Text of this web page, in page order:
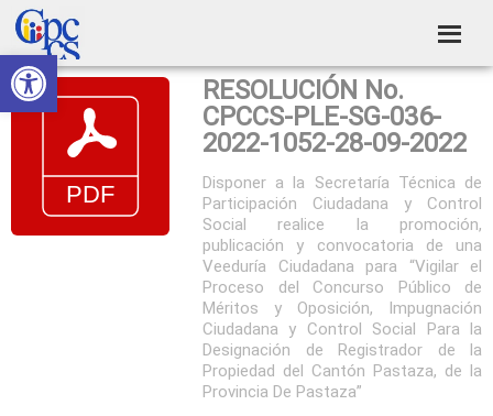
Abrir barra de herramientas
Skip
to
primary
navigation
Skip
to
main
content
Skip
to
primary
sidebar
Skip
to
footer
Consejo
de
Participación
Ciudadana
Construyendo
Poder
RESOLUCIÓN No.
CPCCS-PLE-SG-036-
2022-1052-28-09-2022
Disponer a la Secretaría Técnica de
Participación Ciudadana y Control
Social realice la promoción,
publicación y convocatoria de una
Veeduría Ciudadana para “Vigilar el
Proceso del Concurso Público de
Méritos y Oposición, Impugnación
Ciudadana y Control Social Para la
Designación de Registrador de la
Propiedad del Cantón Pastaza, de la
Provincia De Pastaza”